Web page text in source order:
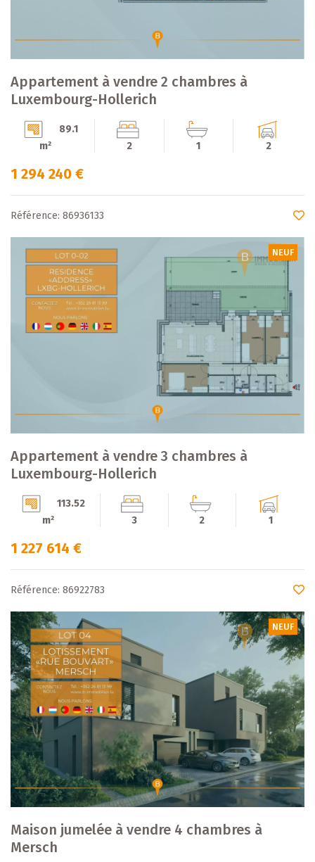
Appartement à vendre 2 chambres à
Luxembourg-Hollerich
89.1
m²
2 1 2
1 294 240 €
Référence: 86936133
NEUF
Appartement à vendre 3 chambres à
Luxembourg-Hollerich
113.52
m²
3 2 1
1 227 614 €
Référence: 86922783
NEUF
Maison jumelée à vendre 4 chambres à
Mersch